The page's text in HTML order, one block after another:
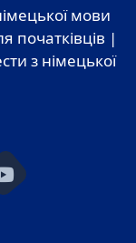
мови
початківців |
з німецької